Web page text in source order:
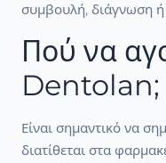
συμβουλή, διάγνωση ή
Πού να
Dentolan;
Είναι σημαντικό να
διατίθεται στα